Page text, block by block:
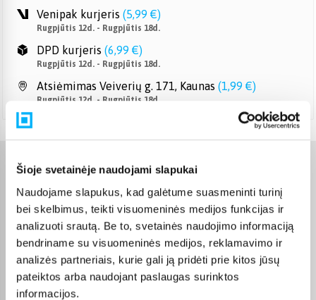
Šioje svetainėje naudojami slapukai
Naudojame slapukus, kad galėtume suasmeninti turinį
bei skelbimus, teikti visuomeninės medijos funkcijas ir
analizuoti srautą. Be to, svetainės naudojimo informaciją
bendriname su visuomeninės medijos, reklamavimo ir
analizės partneriais, kurie gali ją pridėti prie kitos jūsų
pateiktos arba naudojant paslaugas surinktos
informacijos.
Venipak kurjeris (5,99 €)
Rugpjūtis 12d. - Rugpjūtis 18d.
DPD kurjeris (6,99 €)
Rugpjūtis 12d. - Rugpjūtis 18d.
Atsiėmimas Veiverių g. 171, Kaunas (1,99 €)
Rugpjūtis 12d. - Rugpjūtis 18d.
Charakteristikos
Gamintojas 4KIDS
Rėmo dydis Vaikiškas
Ratų dydis, coliais 20